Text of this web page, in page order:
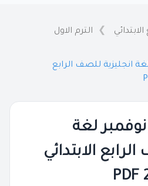
الترم الاول
انجليزية للصف الرابع
لغة
الابتدائي